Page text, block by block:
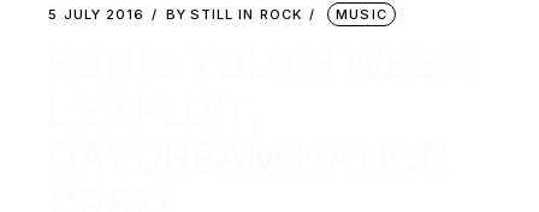
5 JULY 2016 BY STILL IN ROCK MUSIC